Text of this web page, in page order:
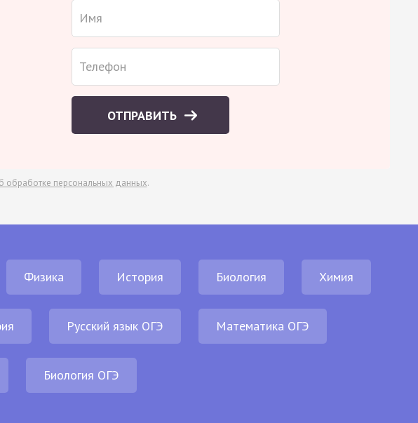
ОТПРАВИТЬ
обработке персональных данных.
Физика История Биология Химия
Русский язык ОГЭ Математика ОГЭ
Биология ОГЭ